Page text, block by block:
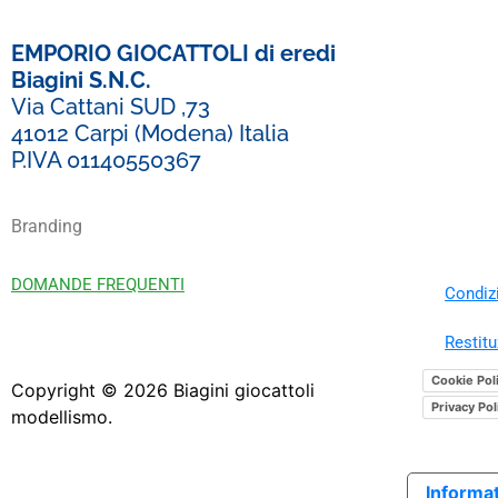
EMPORIO GIOCATTOLI di eredi
Biagini S.N.C.
Via Cattani SUD ,73
41012 Carpi (Modena) Italia
P.IVA 01140550367
Branding
DOMANDE FREQUENTI
Copyright © 2026 Biagini giocattoli
modellismo.
Cookie
Privacy